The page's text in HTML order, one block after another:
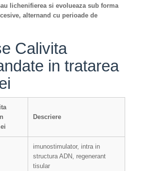
lichenifierea si evolueaza sub forma
alternand cu perioade de
Calivita
in tratarea
Descriere
imunostimulator, intra in
structura ADN, regenerant
tisular